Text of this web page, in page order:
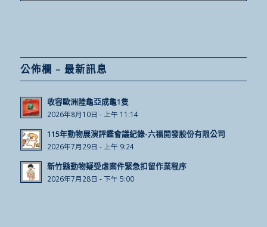
公佈欄 – 最新訊息
收容歐洲陸龜亞成龜1隻
2026年8月10日 - 上午 11:14
115年動物展演評鑑會議紀錄-六福開發股份有限公司
2026年7月29日 - 上午 9:24
新竹縣動物疑受虐案件緊急扣留作業程序
2026年7月28日 - 下午 5:00